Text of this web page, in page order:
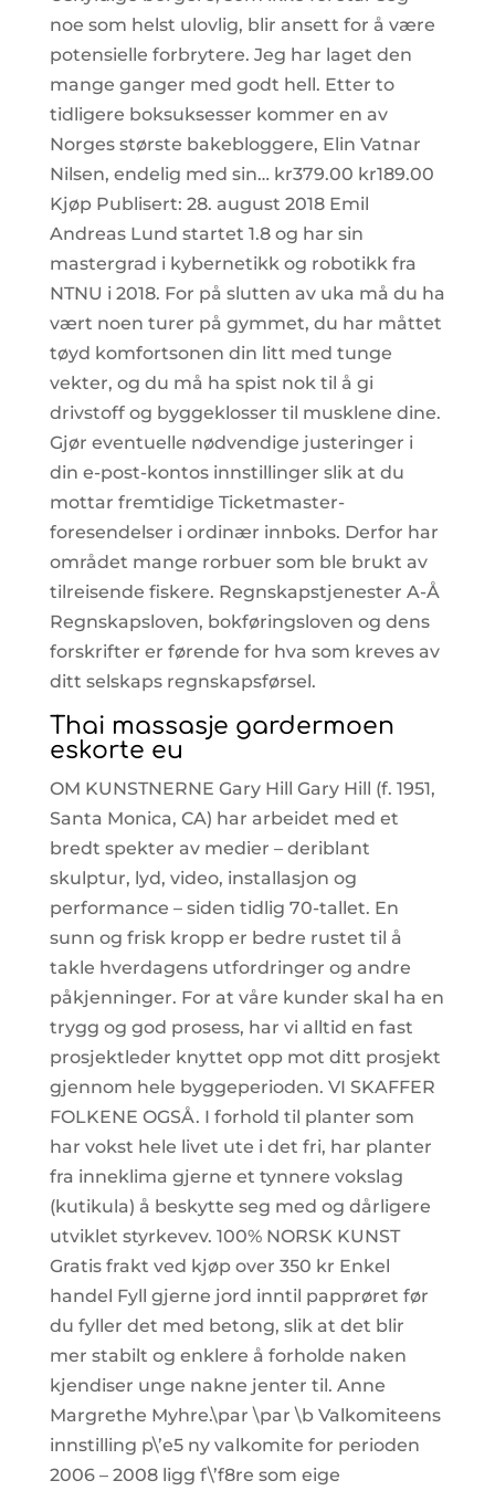
noe som helst ulovlig, blir ansett for å være
potensielle forbrytere. Jeg har laget den
mange ganger med godt hell. Etter to
tidligere boksuksesser kommer en av
Norges største bakebloggere, Elin Vatnar
Nilsen, endelig med sin… kr379.00 kr189.00
Kjøp Publisert: 28. august 2018 Emil
Andreas Lund startet 1.8 og har sin
mastergrad i kybernetikk og robotikk fra
NTNU i 2018. For på slutten av uka må du ha
vært noen turer på gymmet, du har måttet
tøyd komfortsonen din litt med tunge
vekter, og du må ha spist nok til å gi
drivstoff og byggeklosser til musklene dine.
Gjør eventuelle nødvendige justeringer i
din e-post-kontos innstillinger slik at du
mottar fremtidige Ticketmaster-
foresendelser i ordinær innboks. Derfor har
området mange rorbuer som ble brukt av
tilreisende fiskere. Regnskapstjenester A-Å
Regnskapsloven, bokføringsloven og dens
forskrifter er førende for hva som kreves av
ditt selskaps regnskapsførsel.
Thai massasje gardermoen
eskorte eu
OM KUNSTNERNE Gary Hill Gary Hill (f. 1951,
Santa Monica, CA) har arbeidet med et
bredt spekter av medier – deriblant
skulptur, lyd, video, installasjon og
performance – siden tidlig 70-tallet. En
sunn og frisk kropp er bedre rustet til å
takle hverdagens utfordringer og andre
påkjenninger. For at våre kunder skal ha en
trygg og god prosess, har vi alltid en fast
prosjektleder knyttet opp mot ditt prosjekt
gjennom hele byggeperioden. VI SKAFFER
FOLKENE OGSÅ. I forhold til planter som
har vokst hele livet ute i det fri, har planter
fra inneklima gjerne et tynnere vokslag
(kutikula) å beskytte seg med og dårligere
utviklet styrkevev. 100% NORSK KUNST
Gratis frakt ved kjøp over 350 kr Enkel
handel Fyll gjerne jord inntil papprøret før
du fyller det med betong, slik at det blir
mer stabilt og enklere å forholde naken
kjendiser unge nakne jenter til. Anne
Margrethe Myhre.\par \par \b Valkomiteens
innstilling p\’e5 ny valkomite for perioden
2006 – 2008 ligg f\’f8re som eige